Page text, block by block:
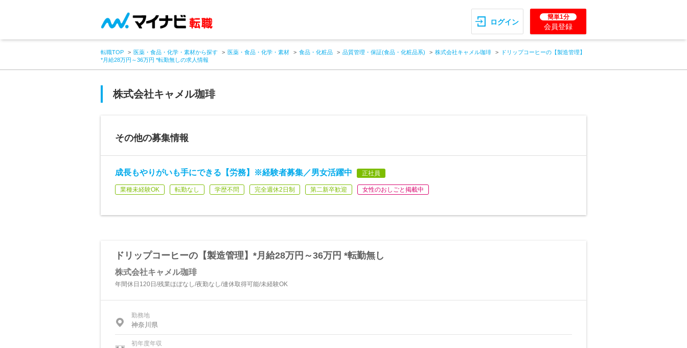
ログイン
簡単1分
会員登録
転職TOP 医薬・食品・化学・素材から探す 医薬・食品・化学・素材 食品・化粧品 品質管理・保証(食品・化粧品系) 株式会社キャメル珈琲
ドリップコーヒーの【製造管理】
*月給28万円～36万円 *転勤無しの求人情報
株式会社キャメル珈琲
その他の募集情報
成長もやりがいも手にできる【労務】※経験者募集／男女活躍中 正社員
業種未経験OK 転勤なし 学歴不問 完全週休2日制 第二新卒歓迎 女性のおしごと掲載中
ドリップコーヒーの【製造管理】*月給28万円～36万円 *転勤無し
株式会社キャメル珈琲
年間休日120日/残業ほぼなし/夜勤なし/連休取得可能/未経験OK
勤務地
神奈川県
初年度年収